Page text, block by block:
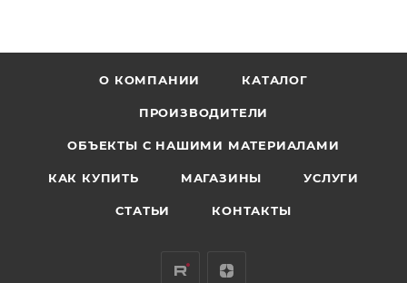
О КОМПАНИИ КАТАЛОГ
ПРОИЗВОДИТЕЛИ
ОБЪЕКТЫ С НАШИМИ МАТЕРИАЛАМИ
КАК КУПИТЬ МАГАЗИНЫ УСЛУГИ
СТАТЬИ КОНТАКТЫ